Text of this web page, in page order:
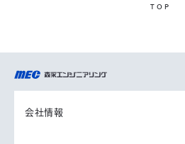
TOP
森永エンジニアリング
株式会社
会社情報